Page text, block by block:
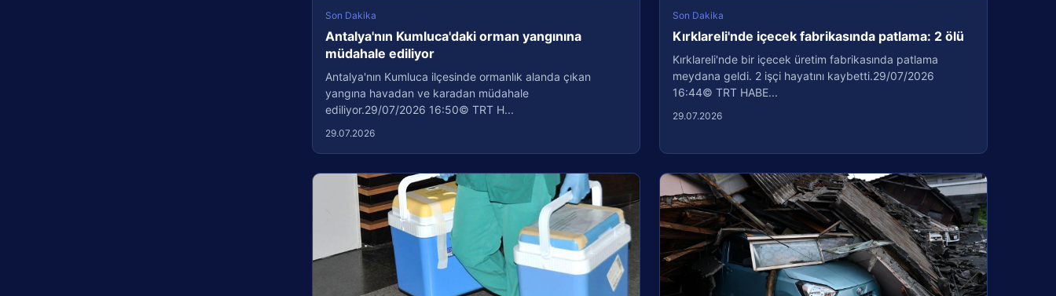
Son Dakika
Antalya'nın Kumluca'daki orman yangınına
müdahale ediliyor
Antalya'nın Kumluca ilçesinde ormanlık alanda çıkan
yangına havadan ve karadan müdahale
ediliyor.29/07/2026 16:50© TRT H...
29.07.2026
Son Dakika
Kırklareli'nde içecek fabrikasında patlama: 2 ölü
Kırklareli'nde bir içecek üretim fabrikasında patlama
meydana geldi. 2 işçi hayatını kaybetti.29/07/2026
16:44© TRT HABE...
29.07.2026